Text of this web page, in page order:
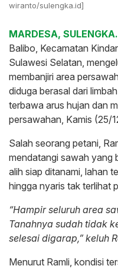
wiranto/sulengka.id]
MARDESA,
Balibo, Kecamatan
Sulawesi Selatan,
membanjiri area
diduga berasal dari
terbawa arus hujan dan
persawahan, Kamis (25/
Salah seorang petani,
mendatangi sawah yang
alih siap ditanami, lahan
hingga nyaris tak terlihat
“Hampir seluruh area
Tanahnya sudah tidak
selesai digarap,” keluh
Menurut Ramli, kondisi